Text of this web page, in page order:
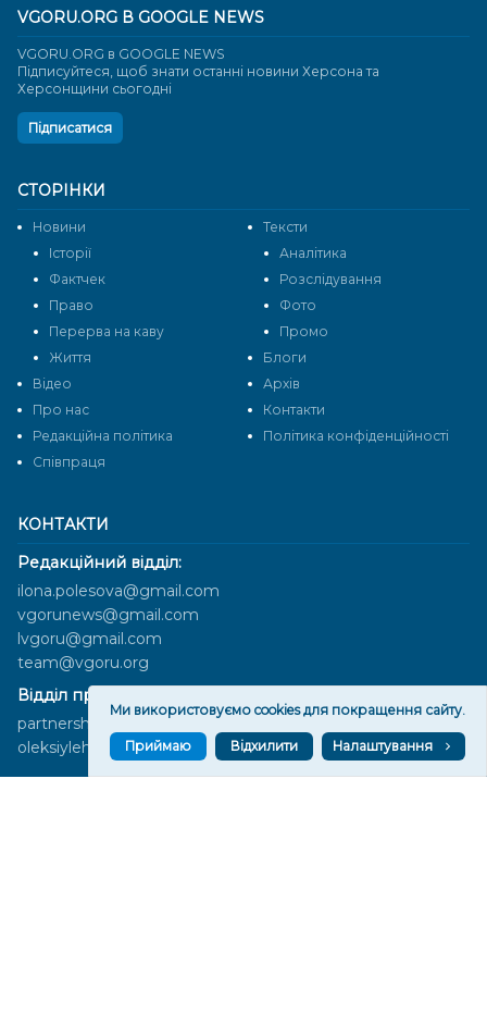
КОНТАКТИ
Редакційний відділ:
ilona.polesova@gmail.com
vgorunews@gmail.com
lvgoru@gmail.com
team@vgoru.org
Відділ продажів:
partnership@vgoru.org
oleksiylehen@vgoru.org
СТОРІНКИ
Новини
Тексти
Історії
Аналітика
Фактчек
Розслідування
Право
Фото
Перерва на каву
Промо
Життя
Блоги
Відео
Архів
Про нас
Контакти
Редакційна політика
Політика конфіденційності
Cпівпраця
VGORU.ORG В GOOGLE NEWS
VGORU.ORG в GOOGLE NEWS
Підписуйтеся, щоб знати останні новини Херсона та
Херсонщини сьогодні
Підписатися
Ми використовуємо cookies для покращення сайту.
Приймаю Відхилити Налаштування